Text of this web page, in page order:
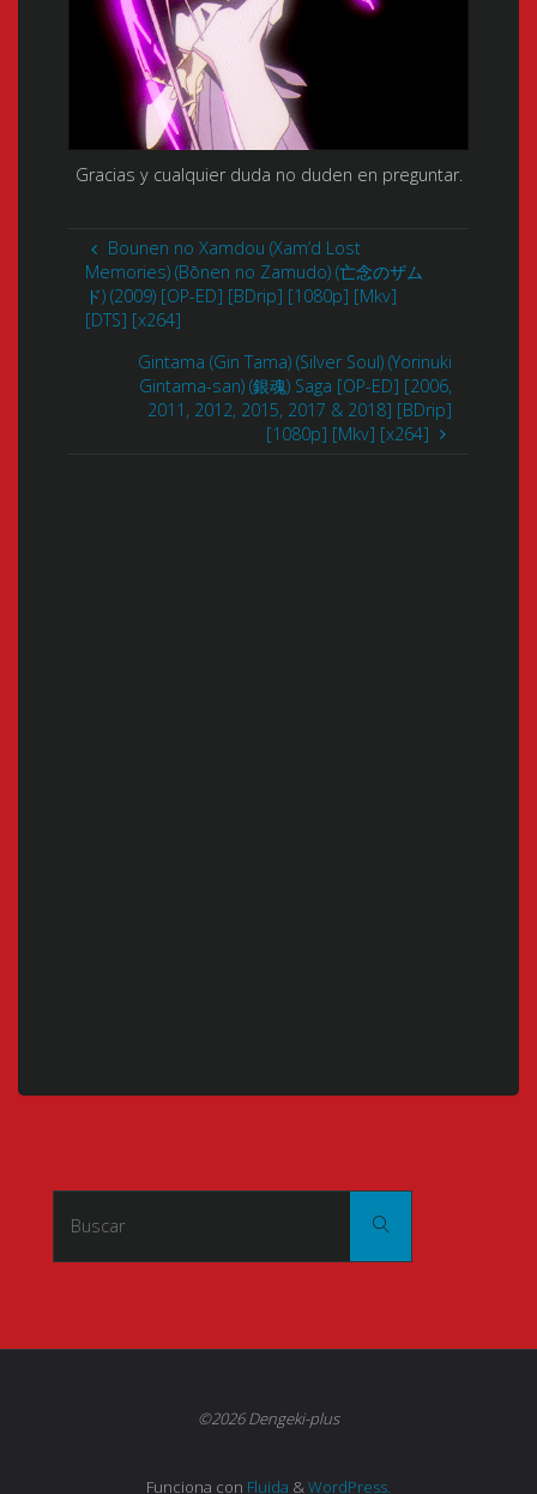
Gracias y cualquier duda no duden en preguntar.
Bounen no Xamdou (Xam’d Lost
Memories) (Bōnen no Zamudo) (亡念のザム
ド) (2009) [OP-ED] [BDrip] [1080p] [Mkv]
[DTS] [x264]
Gintama (Gin Tama) (Silver Soul) (Yorinuki
Gintama-san) (銀魂) Saga [OP-ED] [2006,
2011, 2012, 2015, 2017 & 2018] [BDrip]
[1080p] [Mkv] [x264]
Buscar
©2026 Dengeki-plus
Funciona con Fluida &WordPress.